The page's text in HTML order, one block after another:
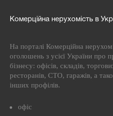
Комерційна нерухомість в
На порталі Комерційна
оголошень з усієї України про
бізнесу: офісів, складів,
ресторанів, СТО, гаражів, а
інших профілів.
офіс